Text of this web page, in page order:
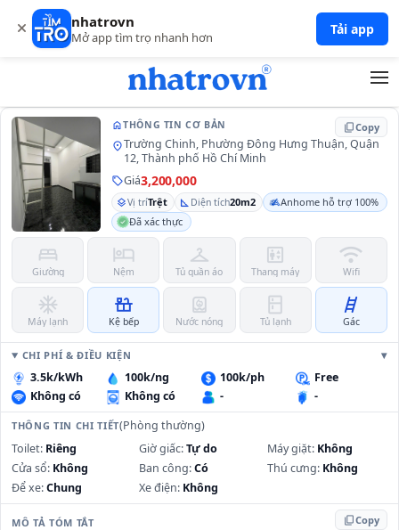
nhatrovn
Mở app tìm trọ nhanh hơn Tải app
homeTHÔNG TIN CƠ BẢN content_copyCopy
location_onTrường Chinh, Phường Đông Hưng Thuận, Quận
12, Thành phố Hồ Chí Minh
sellGiá3,200,000
layersVị tríTrệt square_foot Diện tích20m2
Anhome hỗ trợ 100%
Đã xác thực
bed
Giường
hotel
Nệm
checkroom
Tủ quần áo
elevator
Thang máy
wifi
Wifi
ac_unit
Máy lạnh
countertops
Kệ bếp
water_heater
Nước nóng
kitchen
Tủ lạnh
tools_ladder
Gác
CHI PHÍ & ĐIỀU KIỆN
3.5k/kWh 100k/ng 100k/ph
Free
Không có
Không có - -
THÔNG TIN CHI TIẾT(Phòng thường)
Toilet: Riêng Giờ giấc:Tự do Máy giặt: Không
Cửa sổ: Không Ban công:Có Thú cưng: Không
Để xe:Chung Xe điện: Không
MÔ TẢ TÓM TẮT content_copyCopy